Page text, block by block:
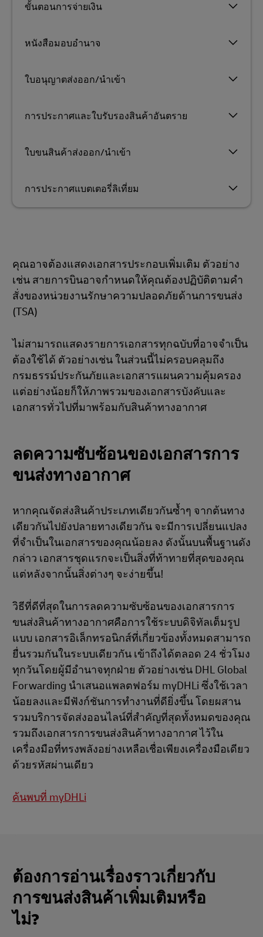
ขั้นตอนการจ่ายเงิน
หนังสือมอบอำนาจ
ใบอนุญาตส่งออก/นำเข้า
การประกาศและใบรับรองสินค้าอันตราย
ใบขนสินค้าส่งออก/นำเข้า
การประกาศแบตเตอรี่ลิเที่ยม
คุณอาจต้องแสดงเอกสารประกอบเพิ่มเติม ตัวอย่าง
เช่น สายการบินอาจกำหนดให้คุณต้องปฏิบัติตามคำ
สั่งของหน่วยงานรักษาความปลอดภัยด้านการขนส่ง
(TSA)
ไม่สามารถแสดงรายการเอกสารทุกฉบับที่อาจจำเป็น
ต้องใช้ได้ ตัวอย่างเช่น ในส่วนนี้ไม่ครอบคลุมถึง
กรมธรรม์ประกันภัยและเอกสารแผนความคุ้มครอง
แต่อย่างน้อยก็ให้ภาพรวมของเอกสารบังคับและ
เอกสารทั่วไปที่มาพร้อมกับสินค้าทางอากาศ
ลดความซับซ้อนของเอกสารการ
ขนส่งทางอากาศ
หากคุณจัดส่งสินค้าประเภทเดียวกันซ้ำๆ จากต้นทาง
เดียวกันไปยังปลายทางเดียวกัน จะมีการเปลี่ยนแปลง
ที่จำเป็นในเอกสารของคุณน้อยลง ดังนั้นบนพื้นฐานดัง
กล่าว เอกสารชุดแรกจะเป็นสิ่งที่ท้าทายที่สุดของคุณ
แต่หลังจากนั้นสิ่งต่างๆ จะง่ายขึ้น!
วิธีที่ดีที่สุดในการลดความซับซ้อนของเอกสารการ
ขนส่งสินค้าทางอากาศคือการใช้ระบบดิจิทัลเต็มรูป
แบบ เอกสารอิเล็กทรอนิกส์ที่เกี่ยวข้องทั้งหมดสามารถ
ยื่นรวมกันในระบบเดียวกัน เข้าถึงได้ตลอด 24 ชั่วโมง
ทุกวันโดยผู้มีอำนาจทุกฝ่าย ตัวอย่างเช่น DHL Global
Forwarding นำเสนอแพลตฟอร์ม myDHLi ซึ่งใช้เวลา
น้อยลงและมีฟังก์ชันการทำงานที่ดียิ่งขึ้น โดยผสาน
รวมบริการจัดส่งออนไลน์ที่สำคัญที่สุดทั้งหมดของคุณ
รวมถึงเอกสารการขนส่งสินค้าทางอากาศ ไว้ใน
เครื่องมือที่ทรงพลังอย่างเหลือเชื่อเพียงเครื่องมือเดียว
ด้วยรหัสผ่านเดียว
ค้นพบที่ myDHLi
ต้องการอ่านเรื่องราวเกี่ยวกับ
การขนส่งสินค้าเพิ่มเติมหรือ
ไม่?